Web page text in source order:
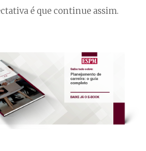
é que continue assim.